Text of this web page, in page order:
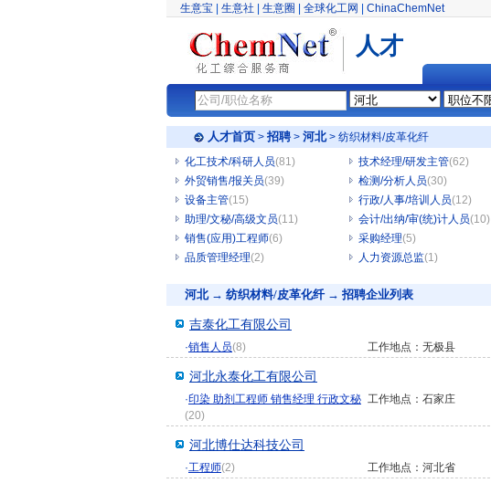
生意宝 生意社 生意圈 全球化工网 ChinaChemNet
人才
人才首页 > 招聘 > 河北> 纺织材料/皮革化纤
化工技术/科研人员(81) 技术经理/研发主管(62)
外贸销售/报关员(39) 检测/分析人员(30)
设备主管(15) 行政/人事/培训人员(12)
助理/文秘/高级文员(11) 会计/出纳/审(统)计人员(10)
销售(应用)工程师(6) 采购经理(5)
品质管理经理(2) 人力资源总监(1)
河北 → 纺织材料/皮革化纤 → 招聘企业列表
吉泰化工有限公司
·销售人员(8) 工作地点：无极县
河北永泰化工有限公司
·印染 助剂工程师 销售经理 行政文秘
(20)
工作地点：石家庄
河北博仕达科技公司
·工程师(2) 工作地点：河北省